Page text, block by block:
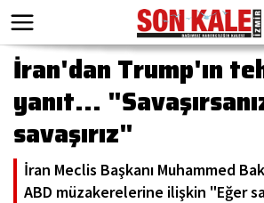
İran'dan Trump'ın
yanıt...
savaşırız"
İran Meclis Başkanı Muhammed
ABD müzakerelerine ilişkin "Eğer